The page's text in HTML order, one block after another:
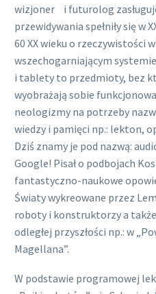
wizjoner i futurolog
przewidywania spełniły się w
60 XX wieku o rzeczywistości
wszechogarniającym
i tablety to przedmioty, bez
wyobrażają sobie
neologizmy na potrzeby
wiedzy i pamięci np.: lekton,
Dziś znamy je pod nazwą:
Google! Pisał o podbojach
fantastyczno-naukowe
Światy wykreowane przez
roboty i konstruktorzy a
odległej przyszłości np.: w
Magellana”.
W podstawie programowej